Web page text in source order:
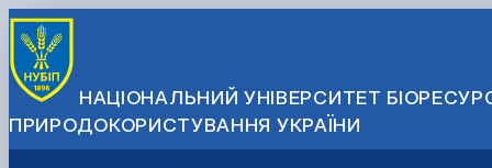
НАЦІОНАЛЬНИЙ УНІВЕРСИТЕТ
ПРИРОДОКОРИСТУВАННЯ УКРАЇНИ